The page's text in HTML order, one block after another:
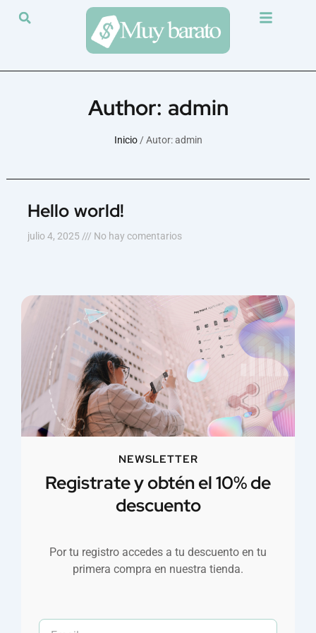
Author: admin
Inicio/ Autor: admin
Hello world!
julio 4, 2025 No hay comentarios
NEWSLETTER
Registrate y obtén el 10% de
descuento
Por tu registro accedes a tu descuento en tu
primera compra en nuestra tienda.